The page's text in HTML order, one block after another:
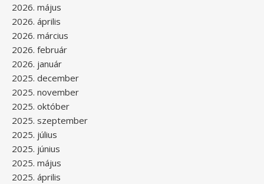
2026. május
2026. április
2026. március
2026. február
2026. január
2025. december
2025. november
2025. október
2025. szeptember
2025. július
2025. június
2025. május
2025. április